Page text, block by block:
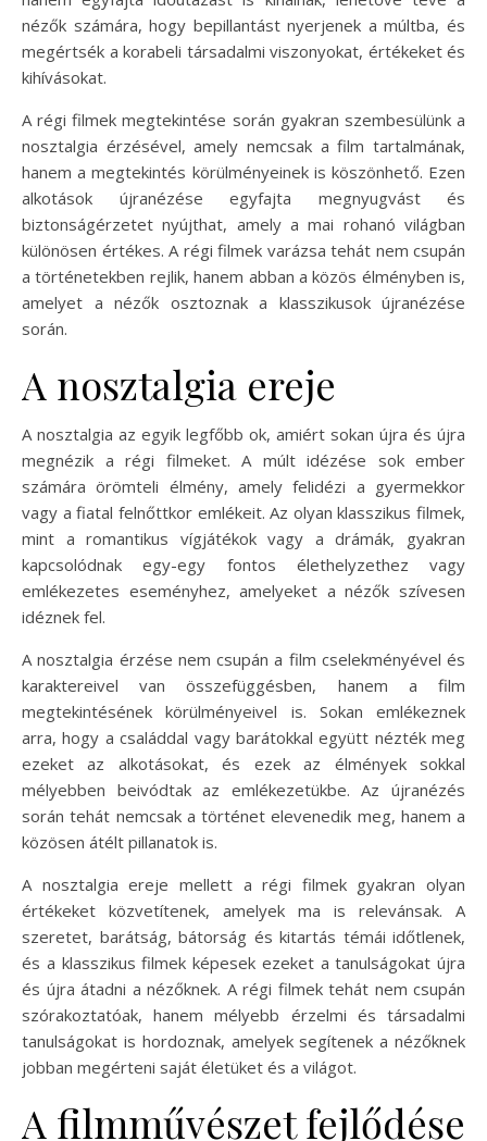
nézők számára, hogy bepillantást nyerjenek a múltba, és
megértsék a korabeli társadalmi viszonyokat, értékeket és
kihívásokat.
A régi filmek megtekintése során gyakran szembesülünk a
nosztalgia érzésével, amely nemcsak a film tartalmának,
hanem a megtekintés körülményeinek is köszönhető. Ezen
alkotások újranézése egyfajta megnyugvást és
biztonságérzetet nyújthat, amely a mai rohanó világban
különösen értékes. A régi filmek varázsa tehát nem csupán
a történetekben rejlik, hanem abban a közös élményben is,
amelyet a nézők osztoznak a klasszikusok újranézése
során.
A nosztalgia ereje
A nosztalgia az egyik legfőbb ok, amiért sokan újra és újra
megnézik a régi filmeket. A múlt idézése sok ember
számára örömteli élmény, amely felidézi a gyermekkor
vagy a fiatal felnőttkor emlékeit. Az olyan klasszikus filmek,
mint a romantikus vígjátékok vagy a drámák, gyakran
kapcsolódnak egy-egy fontos élethelyzethez vagy
emlékezetes eseményhez, amelyeket a nézők szívesen
idéznek fel.
A nosztalgia érzése nem csupán a film cselekményével és
karaktereivel van összefüggésben, hanem a film
megtekintésének körülményeivel is. Sokan emlékeznek
arra, hogy a családdal vagy barátokkal együtt nézték meg
ezeket az alkotásokat, és ezek az élmények sokkal
mélyebben beivódtak az emlékezetükbe. Az újranézés
során tehát nemcsak a történet elevenedik meg, hanem a
közösen átélt pillanatok is.
A nosztalgia ereje mellett a régi filmek gyakran olyan
értékeket közvetítenek, amelyek ma is relevánsak. A
szeretet, barátság, bátorság és kitartás témái időtlenek,
és a klasszikus filmek képesek ezeket a tanulságokat újra
és újra átadni a nézőknek. A régi filmek tehát nem csupán
szórakoztatóak, hanem mélyebb érzelmi és társadalmi
tanulságokat is hordoznak, amelyek segítenek a nézőknek
jobban megérteni saját életüket és a világot.
A filmművészet fejlődése